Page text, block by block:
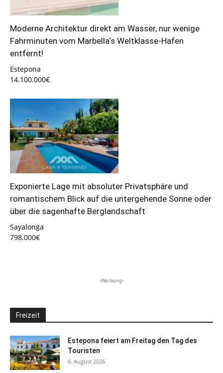
Moderne Architektur direkt am Wasser, nur wenige
Fahrminuten vom Marbella‘s Weltklasse-Hafen
entfernt!
Estepona
14.100.000€
Exponierte Lage mit absoluter Privatsphäre und
romantischem Blick auf die untergehende Sonne oder
über die sagenhafte Berglandschaft
Sayalonga
798.000€
-Werbung-
Freizeit
Estepona feiert am Freitag den Tag des
Touristen
6. August 2026